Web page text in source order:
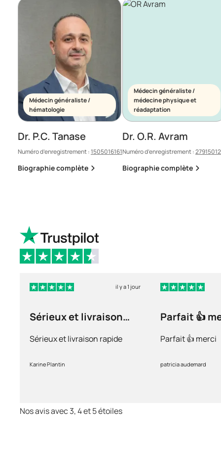
Médecin généraliste /
hématologie
Dr. P.C. Tanase
Numéro d’enregistrement :1505016161
Biographie complète
Médecin généraliste /
médecine physique et
réadaptation
Dr. O.R. Avram
Numéro d’enregistrement :
Biographie complète
il y a 1 jour
Sérieux et livraison
Sérieux et livraison rapide
Karine Plantin
Parfait 👍
Parfait 👍 merci
patricia audemard
Nos avis avec 3, 4 et 5 étoiles